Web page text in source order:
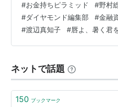
りやすく改良したりして 現在
し、これらのピラミッドに 違
単な図表化されたピラミッド
ています。 各層は、下の階層
てはい…
#お金持ちピラミッド #野村
#ダイヤモンド編集部 #金融
#渡辺真知子 #唇よ、暑く君
ネットで話題
150 ブックマーク